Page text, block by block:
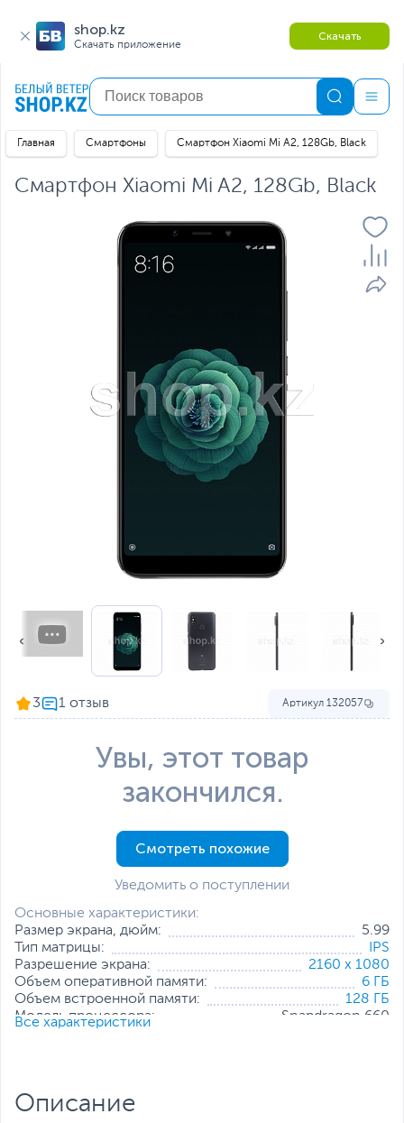
shop.kz
Скачать приложение
Скачать
Главная Смартфоны Смартфон Xiaomi Mi A2, 128Gb, Black
Смартфон Xiaomi Mi A2, 128Gb, Black
Основные характеристики:
Размер экрана, дюйм:
5.99
Тип матрицы:
IPS
Разрешение экрана:
2160 x 1080
Объем оперативной памяти:
6 ГБ
Объем встроенной памяти:
128 ГБ
Модель процессора:
Snapdragon 660
Беспроводные интерфейсы:
Все характеристики
3 Артикул 132057
Увы, этот товар
закончился.
Смотреть похожие
Уведомить о поступлении
Описание